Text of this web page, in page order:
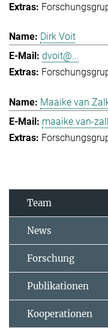
Dirk Voit
dvoit@...
Maaike van
maaike.van-
Team
News
Forschung
Publikationen
Kooperationen